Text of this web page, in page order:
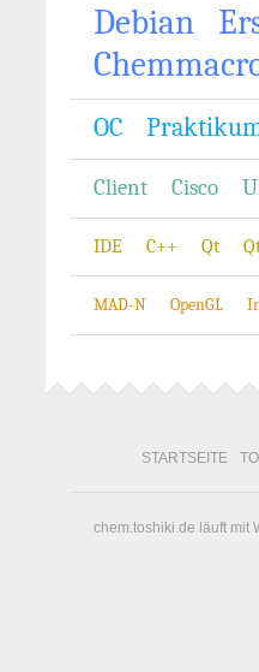
Debian
OC
Client Cisco
IDE C++ Qt
MAD-N OpenGL
STARTSEITE
chem.toshiki.de läuft mit